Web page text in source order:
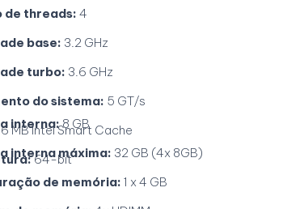
de threads: 4
base: 3.2 GHz
turbo: 3.6 GHz
do sistema: 5 GT/s
MB Intel Smart Cache
64-bit
interna:8 GB
interna máxima: 32 GB (4x 8GB)
de memória: 1 x 4 GB